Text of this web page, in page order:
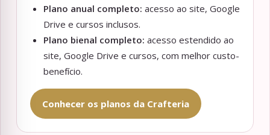
Plano anual completo: acesso ao site, Google
Drive e cursos inclusos.
Plano bienal completo: acesso estendido ao
site, Google Drive e cursos, com melhor custo-
benefício.
Conhecer os planos da Crafteria